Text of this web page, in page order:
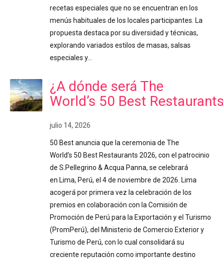
recetas especiales que no se encuentran en los
menús habituales de los locales participantes. La
propuesta destaca por su diversidad y técnicas,
explorando variados estilos de masas, salsas
especiales y…
¿A dónde será The
World’s 50 Best
julio 14, 2026
50 Best anuncia que la ceremonia de The
World’s 50 Best Restaurants 2026, con el patrocinio
de S.Pellegrino & Acqua Panna, se celebrará
en Lima, Perú, el 4 de noviembre de 2026. Lima
acogerá por primera vez la celebración de los
premios en colaboración con la Comisión de
Promoción de Perú para la Exportación y el Turismo
(PromPerú), del Ministerio de Comercio Exterior y
Turismo de Perú, con lo cual consolidará su
creciente reputación como importante destino